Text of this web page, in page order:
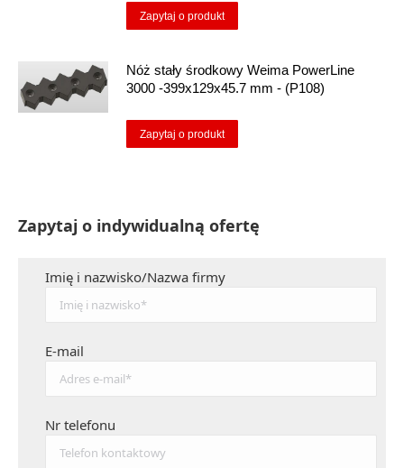
Zapytaj o produkt
Nóż stały środkowy Weima PowerLine
3000 -399x129x45.7 mm - (P108)
Zapytaj o produkt
Zapytaj o indywidualną ofertę
Imię i nazwisko/Nazwa firmy
E-mail
Nr telefonu